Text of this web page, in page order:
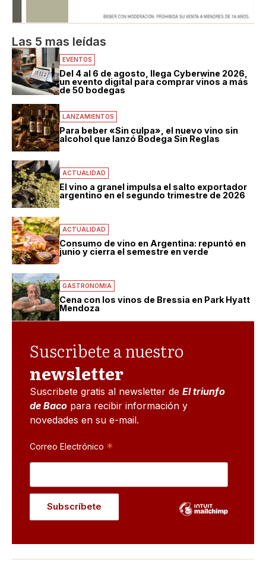
Las 5 mas leídas
EVENTOS
Del 4 al 6 de agosto, llega Cyberwine 2026,
un evento digital para comprar vinos a más
de 50 bodegas
LANZAMIENTOS
Para beber «Sin culpa», el nuevo vino sin
alcohol que lanzó Bodega Sin Reglas
ACTUALIDAD
El vino a granel impulsa el salto exportador
argentino en el segundo trimestre de 2026
ACTUALIDAD
Consumo de vino en Argentina: repuntó en
junio y cierra el semestre en verde
GASTRONOMIA
Cena con los vinos de Bressia en Park Hyatt
Mendoza
Suscribete a nuestro
newsletter
Suscribete gratis al newsletter de El triunfo
de Baco para recibir información y
novedades en su e-mail.
Correo Electrónico *